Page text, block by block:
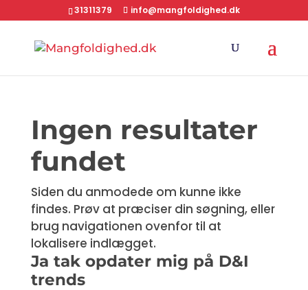
31311379 info@mangfoldighed.dk
Ingen resultater
fundet
Siden du anmodede om kunne ikke
findes. Prøv at præciser din søgning, eller
brug navigationen ovenfor til at
lokalisere indlægget.
Ja tak opdater mig på D&I
trends